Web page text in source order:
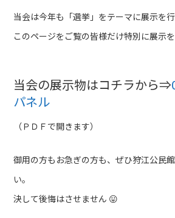
当会は今年も「選挙」をテーマに展示を行
このページをご覧の皆様だけ特別に展示を
当会の展示物はコチラから⇒
パネル
（ＰＤＦで開きます）
御用の方もお急ぎの方も、ぜひ狩江公民
い。
決して後悔はさせません 😛